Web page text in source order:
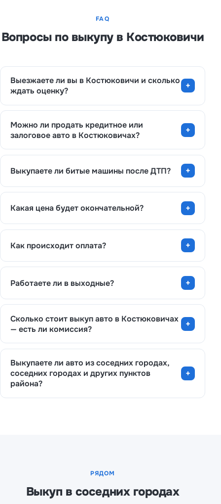
FAQ
Вопросы по выкупу в Костюковичи
Выезжаете ли вы в Костюковичи и сколько
ждать оценку?
Можно ли продать кредитное или
залоговое авто в Костюковичах?
Выкупаете ли битые машины после ДТП?
Какая цена будет окончательной?
Как происходит оплата?
Работаете ли в выходные?
Сколько стоит выкуп авто в Костюковичах
— есть ли комиссия?
Выкупаете ли авто из соседних городах,
соседних городах и других пунктов
района?
РЯДОМ
Выкуп в соседних городах